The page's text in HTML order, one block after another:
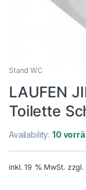
Stand WC
LAUFEN
Toilette
Availability:10
inkl. 19 % MwSt. zzgl.